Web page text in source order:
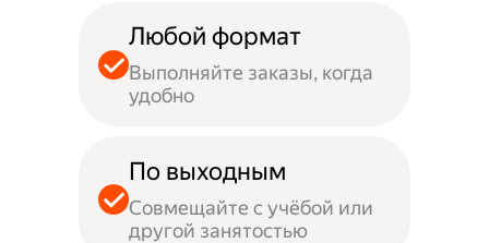
Любой формат
Выполняйте заказы, когда
удобно
По выходным
Совмещайте с учёбой или
другой занятостью